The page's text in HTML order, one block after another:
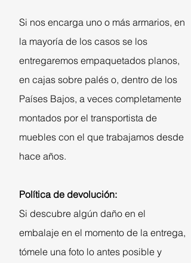
Si nos encarga uno o más armarios, en
la mayoría de los casos se los
entregaremos empaquetados planos,
en cajas sobre palés o, dentro de los
Países Bajos, a veces completamente
montados por el transportista de
muebles con el que trabajamos desde
hace años.
Política de devolución:
Si descubre algún daño en el
embalaje en el momento de la entrega,
tómele una foto lo antes posible y